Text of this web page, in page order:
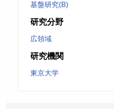
基盤研究(B)
研究分野
広領域
研究機関
東京大学